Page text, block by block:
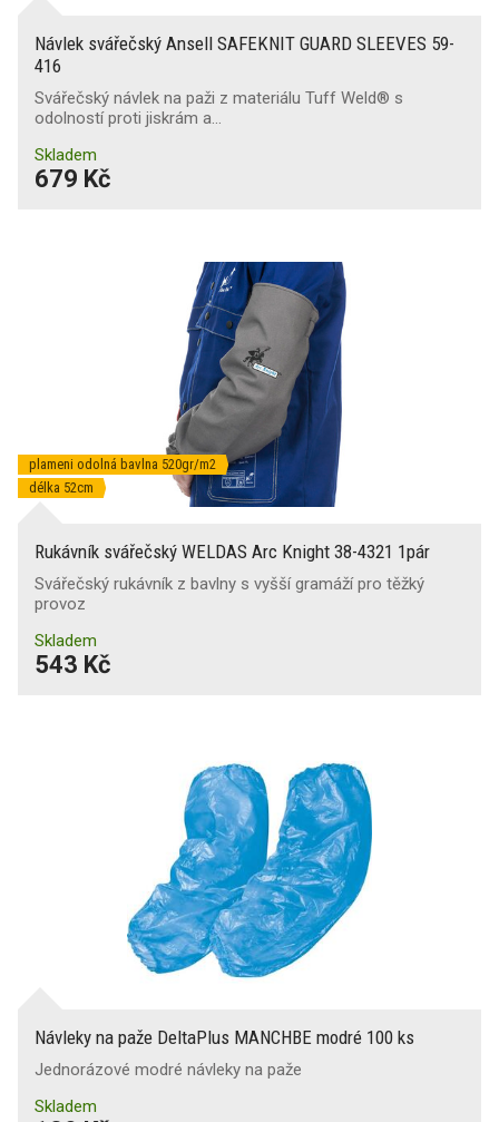
Návlek svářečský Ansell SAFEKNIT GUARD SLEEVES 59-
416
Svářečský návlek na paži z materiálu Tuff Weld® s
odolností proti jiskrám a…
Skladem
679 Kč
plameni odolná bavlna 520gr/m2
délka 52cm
Rukávník svářečský WELDAS Arc Knight 38-4321 1pár
Svářečský rukávník z bavlny s vyšší gramáží pro těžký
provoz
Skladem
543 Kč
Návleky na paže DeltaPlus MANCHBE modré 100 ks
Jednorázové modré návleky na paže
Skladem